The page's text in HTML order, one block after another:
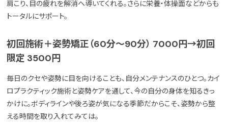
肩こり、目の疲れを解消へ導いてくれる。さらに栄養・体操面などからも
トータルにサポート。
初回施術＋姿勢矯正（60分～90分） 7000円→初回
限定 3500円
毎日のクセや姿勢に目を向けることも、自分メンテナンスのひとつ。カイ
ロプラクティック施術と姿勢ケアを通して、今の自分の身体を知るきっ
かけに。ボディラインや後ろ姿が気になる季節だからこそ、姿勢から整
える時間を取り入れてみては。